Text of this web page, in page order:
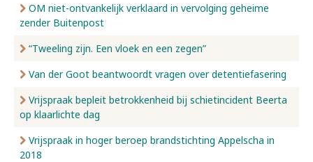
OM niet-ontvankelijk verklaard in vervolging geheime
zender Buitenpost
“Tweeling zijn. Een vloek en een zegen”
Van der Goot beantwoordt vragen over detentiefasering
Vrijspraak bepleit betrokkenheid bij schietincident Beerta
op klaarlichte dag
Vrijspraak in hoger beroep brandstichting Appelscha in
2018